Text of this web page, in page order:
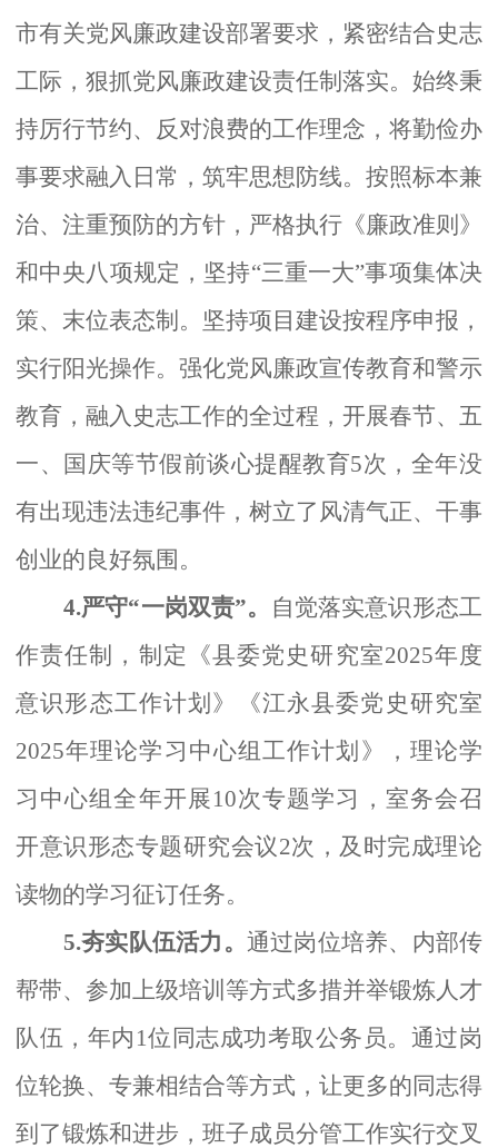
市有关党风廉政建设部署要求，紧密结合史志
工际，狠抓党风廉政建设责任制落实。始终秉
持厉行节约、反对浪费的工作理念，将勤俭办
事要求融入日常，筑牢思想防线。按照标本兼
治、注重预防的方针，严格执行《廉政准则》
和中央八项规定，坚持“三重一大”事项集体决
策、末位表态制。坚持项目建设按程序申报，
实行阳光操作。强化党风廉政宣传教育和警示
教育，融入史志工作的全过程，开展春节、五
一、国庆等节假前谈心提醒教育5次，全年没
有出现违法违纪事件，树立了风清气正、干事
创业的良好氛围。
4.严守“一岗双责”。
自觉落实意识形态工
作责任制，制定《县委党史研究室2025年度
意识形态工作计划》《江永县委党史研究室
2025年理论学习中心组工作计划》，理论学
习中心组全年开展10次专题学习，室务会召
开意识形态专题研究会议2次，及时完成理论
读物的学习征订任务。
5.夯实队伍活力。 通过岗位培养、内部传
帮带、参加上级培训等方式多措并举锻炼人才
队伍，年内 1位同志成功考取公务员。通过岗
位轮换、专兼相结合等方式，让更多的同志得
到了锻炼和进步，班子成员分管工作实行交叉